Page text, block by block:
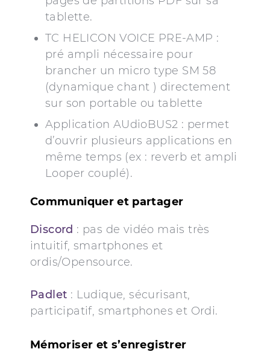
tablette.
TC HELICON VOICE PRE-AMP :
pré ampli nécessaire pour
brancher un micro type SM 58
(dynamique chant ) directement
sur son portable ou tablette
Application AUdioBUS2 : permet
d’ouvrir plusieurs applications en
même temps (ex : reverb et ampli
Looper couplé).
Communiquer et partager
Discord : pas de vidéo mais très
intuitif, smartphones et
ordis/Opensource.
Padlet : Ludique, sécurisant,
participatif, smartphones et Ordi.
Mémoriser et s’enregistrer